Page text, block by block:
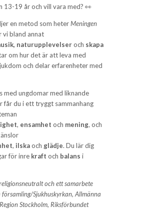
13-19 år och vill vara med? 👀
en metod som heterMeningen
vi bland annat
naturupplevelseroch skapa
om hur det är att leva med
och delar erfarenheter med
med ungdomar med liknande
får du i ett tryggt sammanhang
, ensamhet och mening, och
, ilskaoch glädje. Du lär dig
för inre kraft och balans i
och ett samarbete
församling/Sjukhuskyrkan, Allmänna
Stockholm, Riksförbundet